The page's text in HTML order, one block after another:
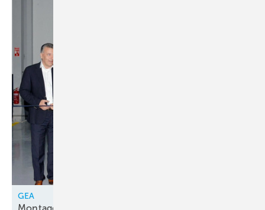
GEA
Montagelinie für Kolbenkompressorenpakete in